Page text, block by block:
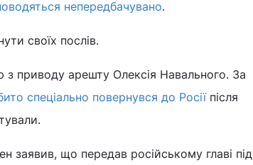
непередбачувано.
своїх послів.
приводу арешту Олексія Навального. За
спеціально повернувся до Росіїпісля
що передав російському главі під